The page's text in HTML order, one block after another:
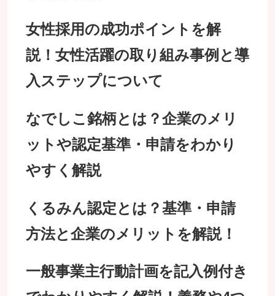
女性採用の成功ポイントを解
説！女性活躍の取り組み事例と導
入ステップについて
なでしこ銘柄とは？企業のメリ
ットや認定基準・申請をわかり
やすく解説
くるみん認定とは？基準・申請
方法と企業のメリットを解説！
一般事業主行動計画を記入例付き